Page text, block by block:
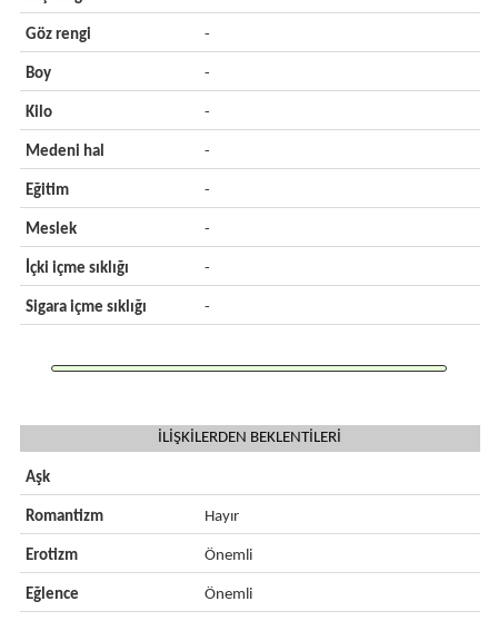
Göz rengi -
Boy -
Kilo -
Medeni hal -
Eğitim -
Meslek -
İçki içme sıklığı -
Sigara içme sıklığı -
İLİŞKİLERDEN BEKLENTİLERİ
Aşk
Romantizm Hayır
Erotizm Önemli
Eğlence Önemli